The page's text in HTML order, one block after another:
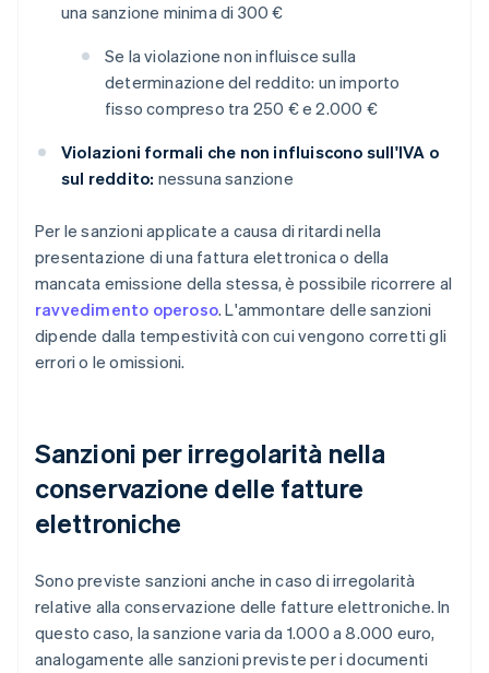
una sanzione minima di 300 €
Se la violazione non influisce sulla
determinazione del reddito: un importo
fisso compreso tra 250 € e 2.000 €
Violazioni formali che non influiscono sull'IVA o
sul reddito: nessuna sanzione
Per le sanzioni applicate a causa di ritardi nella
presentazione di una fattura elettronica o della
mancata emissione della stessa, è possibile ricorrere al
ravvedimento operoso. L'ammontare delle sanzioni
dipende dalla tempestività con cui vengono corretti gli
errori o le omissioni.
Sanzioni per irregolarità nella
conservazione delle fatture
elettroniche
Sono previste sanzioni anche in caso di irregolarità
relative alla conservazione delle fatture elettroniche. In
questo caso, la sanzione varia da 1.000 a 8.000 euro,
analogamente alle sanzioni previste per i documenti